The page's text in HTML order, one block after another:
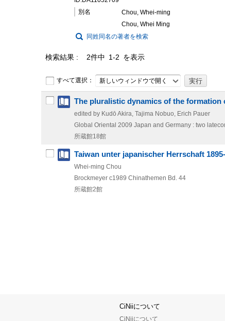
別名
Chou, Whei-ming
Chou, Whei Ming
同姓同名の著者を検索
検索結果 2件中 1-2 を表示
すべて選択： 新しいウィンドウで開く
The pluralistic dynamics of the formation
edited by Kudō Akira, Tajima Nobuo, Erich Pauer
Global Oriental 2009 Japan and Germany : two
所蔵館18館
Taiwan unter japanischer Herrschaft
Whei-ming Chou
Brockmeyer c1989 Chinathemen Bd. 44
所蔵館2館
CiNiiについて
CiNiiについて